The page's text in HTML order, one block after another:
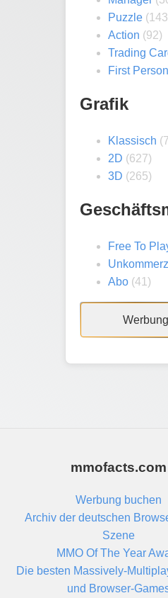
Puzzle
Action (92)
Trading
First
Grafik
Klassisch
2D (627)
3D (265)
Free To
Abo (41)
mmofacts.com
Werbung buchen
Archiv der deutschen
Szene
MMO Of The Year
Die besten Massively-
und Browser-